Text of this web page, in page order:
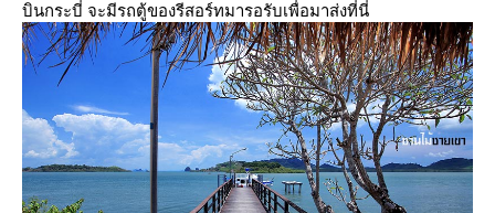
บินกระบี่ จะมีรถตู้ของรีสอร์ทมารอรับเพื่อมาส่งที่นี่